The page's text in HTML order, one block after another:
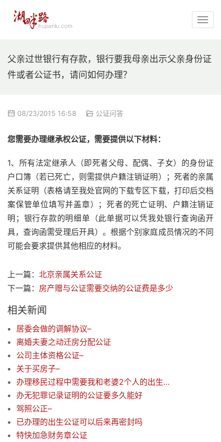
父亲过世银行有存款，银行要我母亲出示父亲身份证
件或者公证书，请问如何办理？
08/23/2015 16:58 公证问答
您需要办理继承权公证，需要提供以下材料：
1、所有法定继承人（即死者父母、配偶、子女）的身份证
户口簿（若已死亡，则需提供户籍注销证明）；死者的亲属
关系证明（表格请至我处官网的下载专区下载，打印后交档
案保管单位填写并盖章）；死者的死亡证明、户籍注销证
明；银行存款的明细单（此单据可以凭我处银行查询函开
具，查询函需受理后开具）。根据个别家庭成员情况的不同
可能会要求提供其他相应的材料。
上一篇： 北京亲属关系公证
下一篇： 房产赠与公证需要交纳的公证费是多少
相关新闻
居委会做的调解协议–
离婚夫妻之动迁房分配公证
公司主体资格公证–
关于买房子–
办理移民过程中需要我和老婆2个人的出生证明，这个怎么办理？我们大人没有出生证明的呀
办无犯罪记录证明的公证要多久能好
驾照公正–
已办理的出生公证可以后来再密封吗
特快加急财务章公证